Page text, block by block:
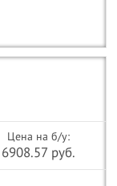
Цена на б/у:
6908.57 руб.